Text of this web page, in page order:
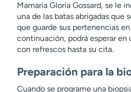
Mamaria Gloria Gossard, se le
una de las batas abrigadas que
que guarde sus pertenencias
continuación, podrá esperar en
con refrescos hasta su cita.
Preparación para la
Cuando se programe una